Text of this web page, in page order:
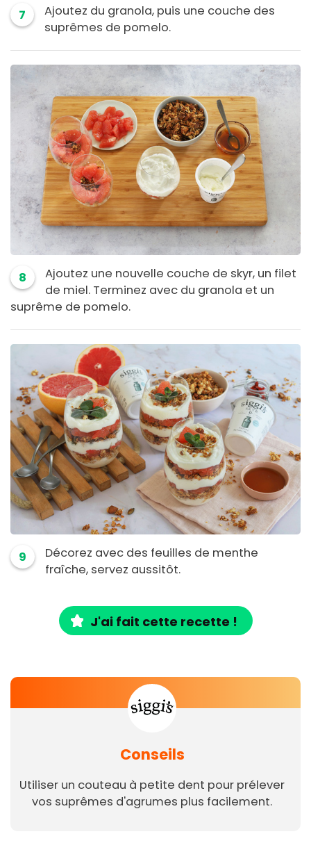
7
Ajoutez du granola, puis une couche des
suprêmes de pomelo.
8
Ajoutez une nouvelle couche de skyr, un filet
de miel. Terminez avec du granola et un
suprême de pomelo.
9
Décorez avec des feuilles de menthe
fraîche, servez aussitôt.
J'ai fait cette recette !
Conseils
Utiliser un couteau à petite dent pour prélever
vos suprêmes d'agrumes plus facilement.